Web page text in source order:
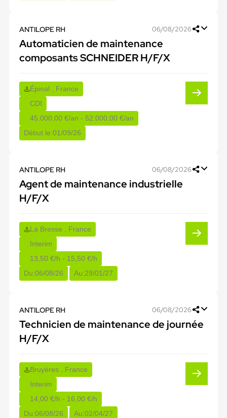
ANTILOPE RH 06/08/2026
Automaticien de maintenance
composants SCHNEIDER H/F/X
Épinal , France
CDI
45.000,00 €/an - 52.000,00 €/an
Début le:01/09/26
ANTILOPE RH 06/08/2026
Agent de maintenance industrielle
H/F/X
La Bresse , France
Interim
13,50 €/h - 15,50 €/h
Du:06/08/26 Au:29/01/27
ANTILOPE RH 06/08/2026
Technicien de maintenance de journée
H/F/X
Bruyères , France
Interim
14,00 €/h - 16,00 €/h
Du:06/08/26 Au:02/04/27